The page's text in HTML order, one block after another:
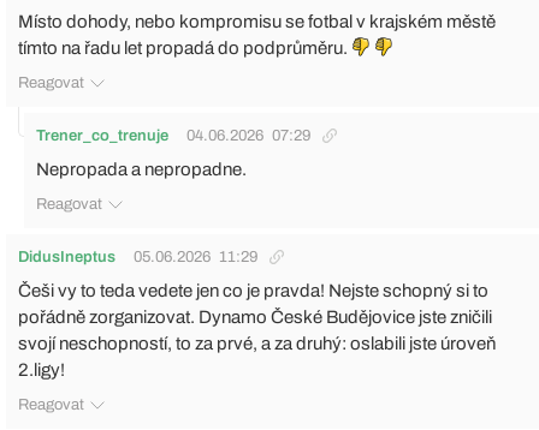
Místo dohody, nebo kompromisu se fotbal v krajském městě
tímto na řadu let propadá do podprůměru.
Reagovat
Trener_co_trenuje 04.06.2026 07:29
Nepropada a nepropadne.
Reagovat
DidusIneptus 05.06.2026 11:29
Češi vy to teda vedete jen co je pravda! Nejste schopný si to
pořádně zorganizovat. Dynamo České Budějovice jste zničili
svojí neschopností, to za prvé, a za druhý: oslabili jste úroveň
2.ligy!
Reagovat